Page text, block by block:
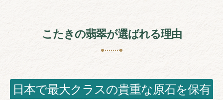
こたきの翡翠が選ばれる理由
日本で最大クラスの貴重な原石を保有